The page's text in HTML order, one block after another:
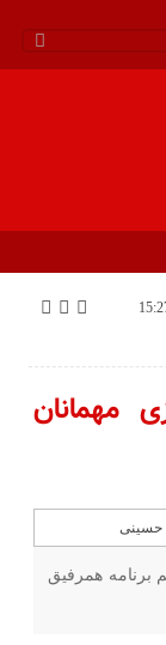
مهمانان
همرفیق